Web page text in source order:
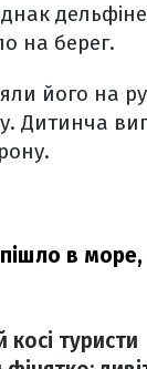
на берег.
його на
Дитинча
в море,
косі туристи